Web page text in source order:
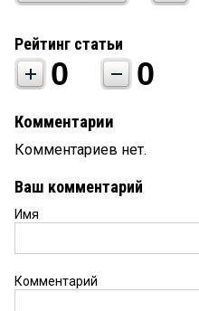
Рейтинг статьи
0 0
Комментарии
Комментариев нет.
Ваш комментарий
Имя
Комментарий